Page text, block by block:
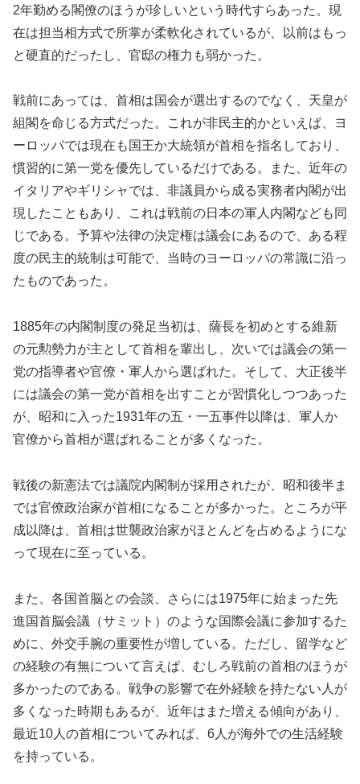
2年勤める閣僚のほうが珍しいという時代すらあった。現
在は担当相方式で所掌が柔軟化されているが、以前はもっ
と硬直的だったし、官邸の権力も弱かった。
戦前にあっては、首相は国会が選出するのでなく、天皇が
組閣を命じる方式だった。これが非民主的かといえば、ヨ
ーロッパでは現在も国王か大統領が首相を指名しており、
慣習的に第一党を優先しているだけである。また、近年の
イタリアやギリシャでは、非議員から成る実務者内閣が出
現したこともあり、これは戦前の日本の軍人内閣なども同
じである。予算や法律の決定権は議会にあるので、ある程
度の民主的統制は可能で、当時のヨーロッパの常識に沿っ
たものであった。
1885年の内閣制度の発足当初は、薩長を初めとする維新
の元勲勢力が主として首相を輩出し、次いでは議会の第一
党の指導者や官僚・軍人から選ばれた。そして、大正後半
には議会の第一党が首相を出すことが習慣化しつつあった
が、昭和に入った1931年の五・一五事件以降は、軍人か
官僚から首相が選ばれることが多くなった。
戦後の新憲法では議院内閣制が採用されたが、昭和後半ま
では官僚政治家が首相になることが多かった。ところが平
成以降は、首相は世襲政治家がほとんどを占めるようにな
って現在に至っている。
また、各国首脳との会談、さらには1975年に始まった先
進国首脳会議（サミット）のような国際会議に参加するた
めに、外交手腕の重要性が増している。ただし、留学など
の経験の有無について言えば、むしろ戦前の首相のほうが
多かったのである。戦争の影響で在外経験を持たない人が
多くなった時期もあるが、近年はまた増える傾向があり、
最近10人の首相についてみれば、6人が海外での生活経験
を持っている。